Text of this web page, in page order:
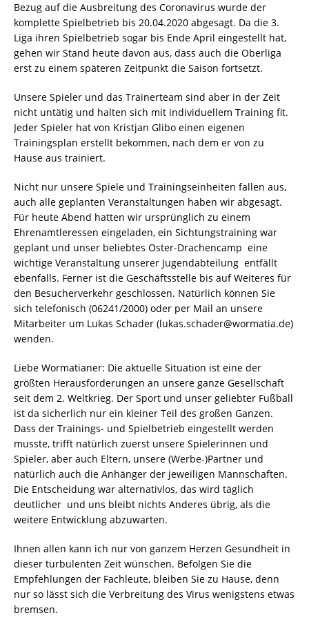
Bezug auf die Ausbreitung des Coronavirus wurde der
komplette Spielbetrieb bis 20.04.2020 abgesagt. Da die 3.
Liga ihren Spielbetrieb sogar bis Ende April eingestellt hat,
gehen wir Stand heute davon aus, dass auch die Oberliga
erst zu einem späteren Zeitpunkt die Saison fortsetzt.
Unsere Spieler und das Trainerteam sind aber in der Zeit
nicht untätig und halten sich mit individuellem Training fit.
Jeder Spieler hat von Kristjan Glibo einen eigenen
Trainingsplan erstellt bekommen, nach dem er von zu
Hause aus trainiert.
Nicht nur unsere Spiele und Trainingseinheiten fallen aus,
auch alle geplanten Veranstaltungen haben wir abgesagt.
Für heute Abend hatten wir ursprünglich zu einem
Ehrenamtleressen eingeladen, ein Sichtungstraining war
geplant und unser beliebtes Oster-Drachencamp  eine
wichtige Veranstaltung unserer Jugendabteilung  entfällt
ebenfalls. Ferner ist die Geschäftsstelle bis auf Weiteres für
den Besucherverkehr geschlossen. Natürlich können Sie
sich telefonisch (06241/2000) oder per Mail an unsere
Mitarbeiter um Lukas Schader (lukas.schader@wormatia.de)
wenden.
Liebe Wormatianer: Die aktuelle Situation ist eine der
größten Herausforderungen an unsere ganze Gesellschaft
seit dem 2. Weltkrieg. Der Sport und unser geliebter Fußball
ist da sicherlich nur ein kleiner Teil des großen Ganzen.
Dass der Trainings- und Spielbetrieb eingestellt werden
musste, trifft natürlich zuerst unsere Spielerinnen und
Spieler, aber auch Eltern, unsere (Werbe-)Partner und
natürlich auch die Anhänger der jeweiligen Mannschaften.
Die Entscheidung war alternativlos, das wird täglich
deutlicher  und uns bleibt nichts Anderes übrig, als die
weitere Entwicklung abzuwarten.
Ihnen allen kann ich nur von ganzem Herzen Gesundheit in
dieser turbulenten Zeit wünschen. Befolgen Sie die
Empfehlungen der Fachleute, bleiben Sie zu Hause, denn
nur so lässt sich die Verbreitung des Virus wenigstens etwas
bremsen.